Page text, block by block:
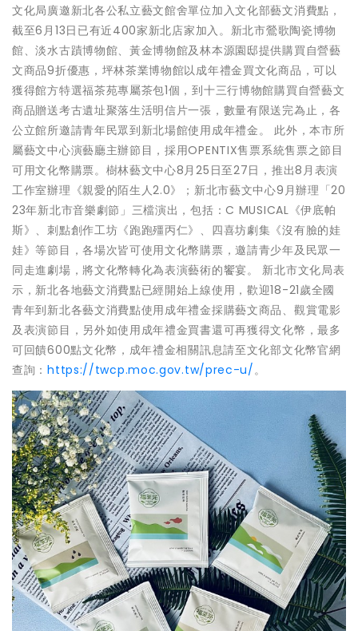
文化局廣邀新北各公私立藝文館舍單位加入文化部藝文消費點，
截至6月13日已有近400家新北店家加入。新北市鶯歌陶瓷博物
館、淡水古蹟博物館、黃金博物館及林本源園邸提供購買自營藝
文商品9折優惠，坪林茶業博物館以成年禮金買文化商品，可以
獲得館方特選福茶苑專屬茶包1個，到十三行博物館購買自營藝文
商品贈送考古遺址聚落生活明信片一張，數量有限送完為止，各
公立館所邀請青年民眾到新北場館使用成年禮金。 此外，本市所
屬藝文中心演藝廳主辦節目，採用OPENTIX售票系統售票之節目
可用文化幣購票。樹林藝文中心8月25日至27日，推出8月表演
工作室辦理《親愛的陌生人2.0》；新北市藝文中心9月辦理「20
23年新北市音樂劇節」三檔演出，包括：C MUSICAL《伊底帕
斯》、刺點創作工坊《跑跑殭丙仁》、四喜坊劇集《沒有臉的娃
娃》等節目，各場次皆可使用文化幣購票，邀請青少年及民眾一
同走進劇場，將文化幣轉化為表演藝術的饗宴。 新北市文化局表
示，新北各地藝文消費點已經開始上線使用，歡迎18-21歲全國
青年到新北各藝文消費點使用成年禮金採購藝文商品、觀賞電影
及表演節目，另外如使用成年禮金買書還可再獲得文化幣，最多
可回饋600點文化幣，成年禮金相關訊息請至文化部文化幣官網
查詢：https://twcp.moc.gov.tw/prec-u/。